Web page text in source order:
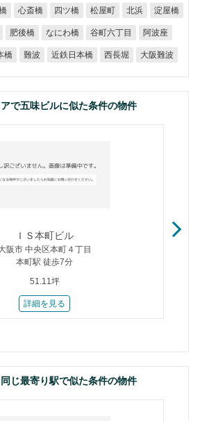
心斎橋 四ツ橋 松屋町 北浜 淀屋橋
肥後橋 なにわ橋 谷町六丁目 阿波座
橋 難波 近鉄日本橋 西長堀 大阪難波
で五味ビルに似た条件の物件
ＩＳ本町ビル
阪市 中央区本町４丁目
本町駅 徒歩7分
51.11坪
詳細を見る
じ最寄り駅で似た条件の物件